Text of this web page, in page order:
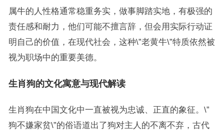
属牛的人性格通常稳重务实，做事脚踏实地，有极强的
责任感和耐力，他们可能不擅言辞，但会用实际行动证
明自己的价值，在现代社会，这种\”老黄牛\”特质依然被
视为职场中的重要美德。
生肖狗的文化寓意与现代解读
生肖狗在中国文化中一直被视为忠诚、正直的象征。\”
狗不嫌家贫\”的俗语道出了狗对主人的不离不弃，古代